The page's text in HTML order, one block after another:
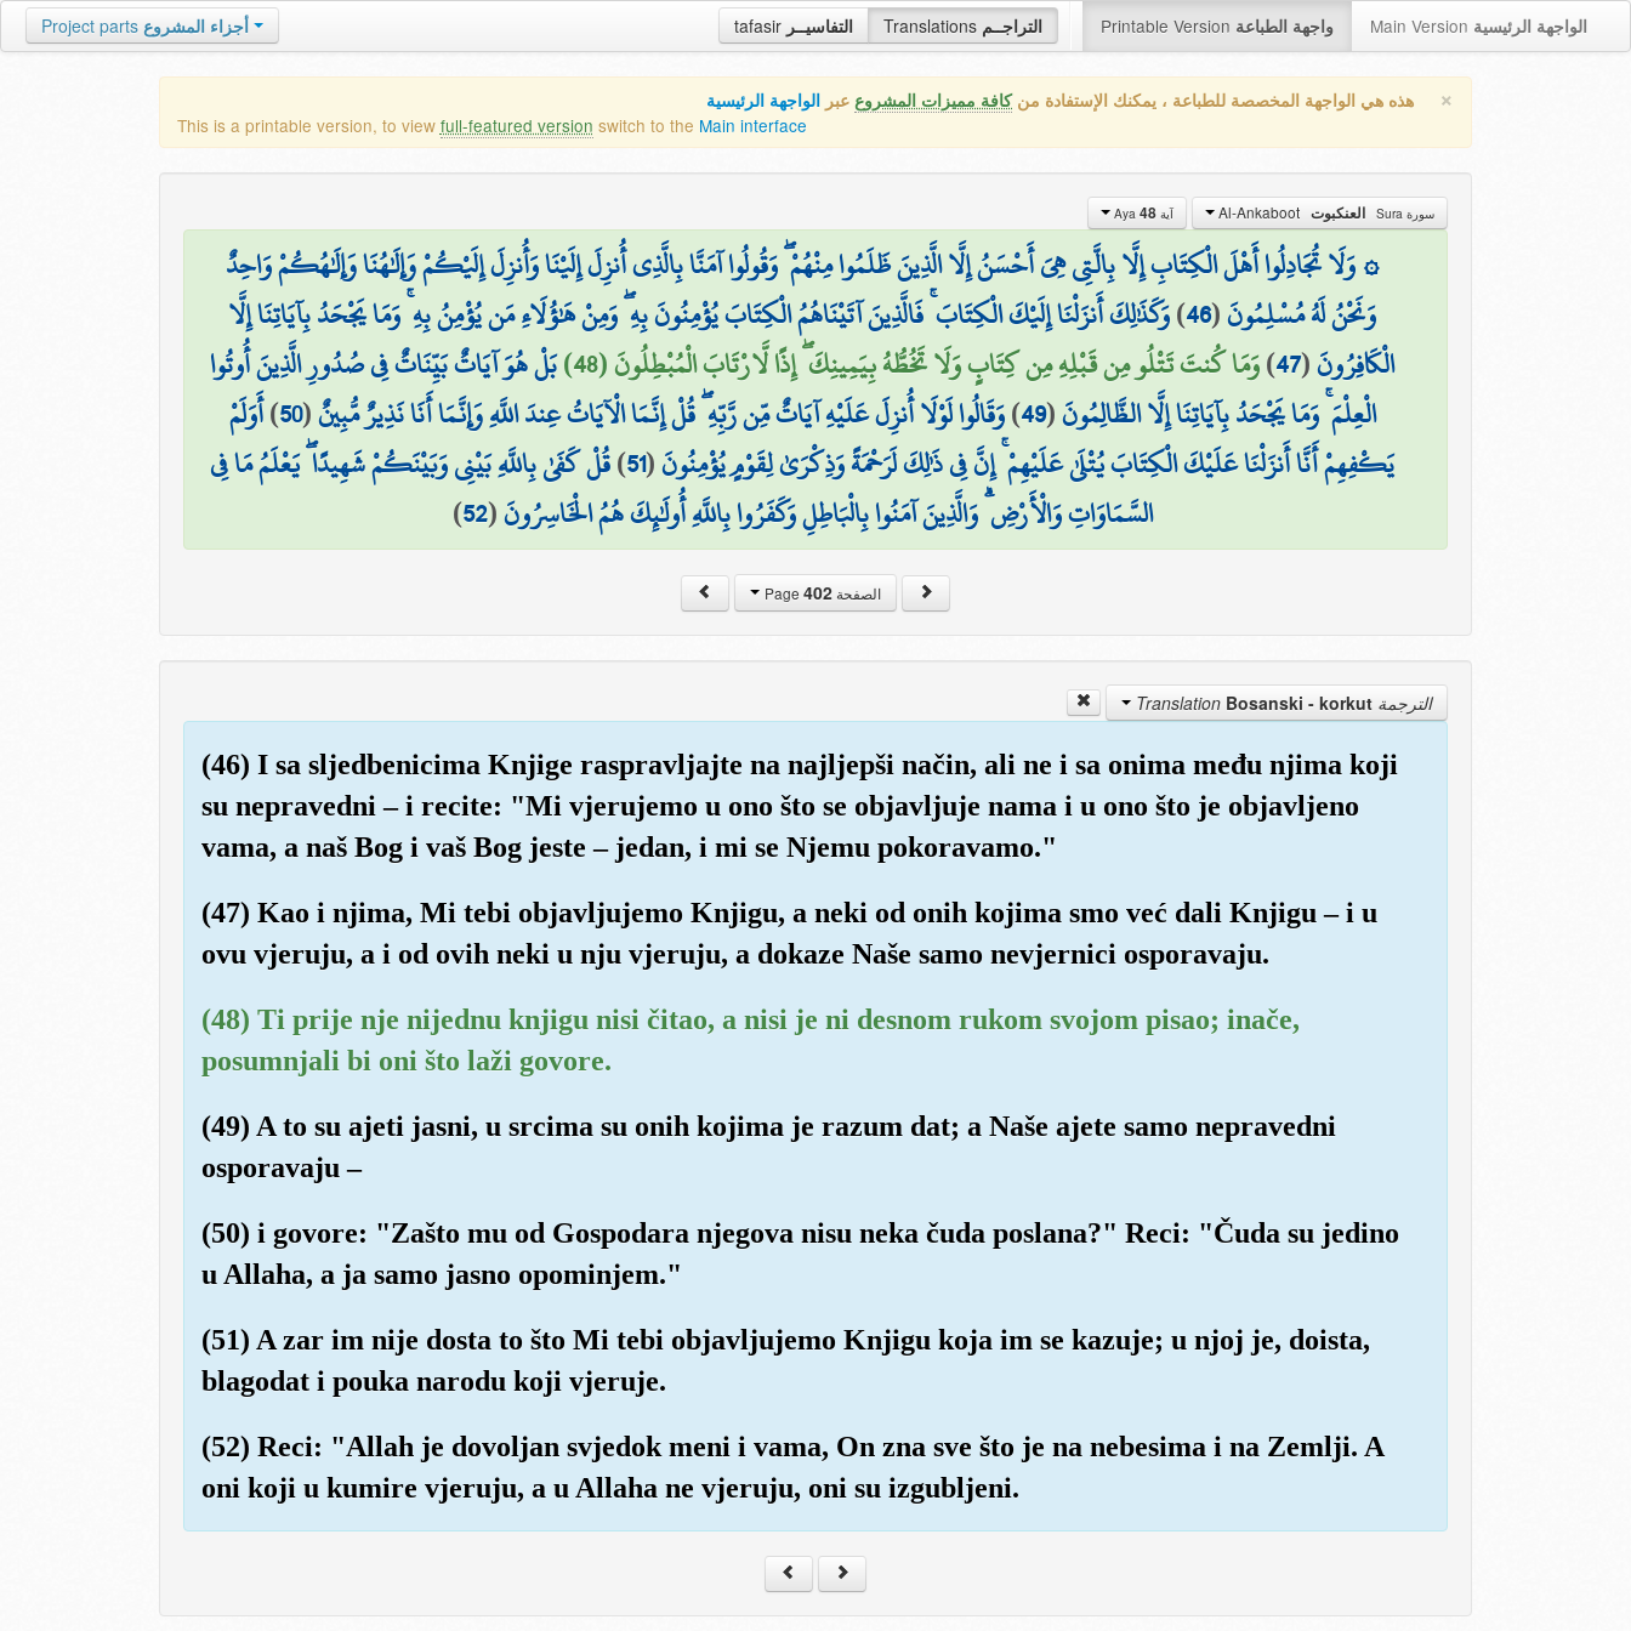
tafasir التفاسيــر Translations التراجــم Printable Version واجهة الطباعة Main Version الواجهة الرئيسية Project parts أجزاء المشروع
× هذه هي الواجهة المخصصة للطباعة ، يمكنك الإستفادة منكافة مميزات المشروع عبر الواجهة الرئيسية
This is a printable version, to view full-featured version switch to the Main interface
سورة Sura العنكبوت آية Aya 48
۞ وَلَا تُجَادِلُوا أَهْلَ الْكِتَابِ إِلَّا بِالَّتِي هِيَ أَحْسَنُ إِلَّا الَّذِينَ ظَلَمُوا مِنْهُمْ ۖ وَقُولُوا آمَنَّا بِالَّذِي أُنزِلَ إِلَيْنَا وَأُنزِلَ إِلَيْكُمْ وَإِلَٰهُنَا وَإِلَٰهُكُمْ وَاحِدٌ
وَنَحْنُ لَهُ مُسْلِمُونَ(
46
)وَكَذَٰلِكَ أَنزَلْنَا إِلَيْكَ الْكِتَابَ ۚ فَالَّذِينَ آتَيْنَاهُمُ الْكِتَابَ يُؤْمِنُونَ بِهِ ۖ وَمِنْ هَٰؤُلَاءِ مَن يُؤْمِنُ بِهِ ۚ وَمَا يَجْحَدُ بِآيَاتِنَا إِلَّا
الْكَافِرُونَ(
47
)وَمَا كُنتَ تَتْلُو مِن قَبْلِهِ مِن كِتَابٍ وَلَا تَخُطُّهُ بِيَمِينِكَ ۖ إِذًا لَّارْتَابَ الْمُبْطِلُونَ (48)
بَلْ هُوَ آيَاتٌ بَيِّنَاتٌ فِي صُدُورِ الَّذِينَ أُوتُوا
الْعِلْمَ ۚ وَمَا يَجْحَدُ بِآيَاتِنَا إِلَّا الظَّالِمُونَ(
49
)وَقَالُوا لَوْلَا أُنزِلَ عَلَيْهِ آيَاتٌ مِّن رَّبِّهِ ۖ قُلْ إِنَّمَا الْآيَاتُ عِندَ اللَّهِ وَإِنَّمَا أَنَا نَذِيرٌ مُّبِينٌ(
50
)أَوَلَمْ
يَكْفِهِمْ أَنَّا أَنزَلْنَا عَلَيْكَ الْكِتَابَ يُتْلَىٰ عَلَيْهِمْ ۚ إِنَّ فِي ذَٰلِكَ لَرَحْمَةً وَذِكْرَىٰ لِقَوْمٍ يُؤْمِنُونَ(
51
)قُلْ كَفَىٰ بِاللَّهِ بَيْنِي وَبَيْنَكُمْ شَهِيدًا ۖ يَعْلَمُ مَا فِي
السَّمَاوَاتِ وَالْأَرْضِ ۗ وَالَّذِينَ آمَنُوا بِالْبَاطِلِ وَكَفَرُوا بِاللَّهِ أُولَٰئِكَ هُمُ الْخَاسِرُونَ(
52
)
الصفحة Page402
الترجمة Translation Bosanski - korkut
(46) I sa sljedbenicima Knjige raspravljajte na najljepši način, ali ne i sa onima među njima koji
su nepravedni – i recite: "Mi vjerujemo u ono što se objavljuje nama i u ono što je objavljeno
vama, a naš Bog i vaš Bog jeste – jedan, i mi se Njemu pokoravamo."
(47) Kao i njima, Mi tebi objavljujemo Knjigu, a neki od onih kojima smo već dali Knjigu – i u
ovu vjeruju, a i od ovih neki u nju vjeruju, a dokaze Naše samo nevjernici osporavaju.
(48) Ti prije nje nijednu knjigu nisi čitao, a nisi je ni desnom rukom svojom pisao; inače,
posumnjali bi oni što laži govore.
(49) A to su ajeti jasni, u srcima su onih kojima je razum dat; a Naše ajete samo nepravedni
osporavaju –
(50) i govore: "Zašto mu od Gospodara njegova nisu neka čuda poslana?" Reci: "Čuda su jedino
u Allaha, a ja samo jasno opominjem."
(51) A zar im nije dosta to što Mi tebi objavljujemo Knjigu koja im se kazuje; u njoj je, doista,
blagodat i pouka narodu koji vjeruje.
(52) Reci: "Allah je dovoljan svjedok meni i vama, On zna sve što je na nebesima i na Zemlji. A
oni koji u kumire vjeruju, a u Allaha ne vjeruju, oni su izgubljeni.